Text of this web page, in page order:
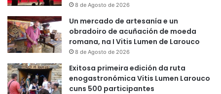
8 de Agosto de 2026
Un mercado de artesanía e un
obradoiro de acuñación de moeda
romana, na I Vitis Lumen de Larouco
8 de Agosto de 2026
Exitosa primeira edición da ruta
enogastronómica Vitis Lumen Larouco
cuns 500 participantes